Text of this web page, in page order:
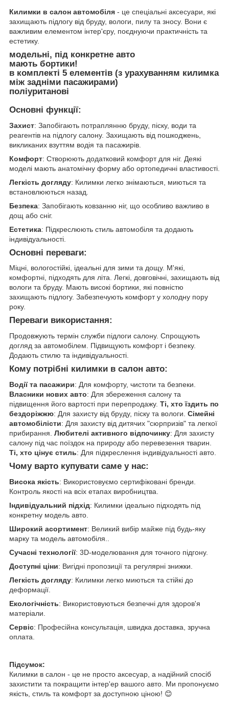
Килимки в салон автомобіля - це спеціальні аксесуари, які
захищають підлогу від бруду, вологи, пилу та зносу. Вони є
важливим елементом інтер'єру, поєднуючи практичність та
естетику.
модельні, під конкретне авто
мають бортики!
в комплекті 5 елементів (з урахуванням килимка
між задніми пасажирами)
поліуританові
Основні функції:
Захист: Запобігають потраплянню бруду, піску, води та
реагентів на підлогу салону. Захищають від пошкоджень,
викликаних взуттям водія та пасажирів.
Комфорт: Створюють додатковий комфорт для ніг. Деякі
моделі мають анатомічну форму або ортопедичні властивості.
Легкість догляду: Килимки легко знімаються, миються та
встановлюються назад.
Безпека: Запобігають ковзанню ніг, що особливо важливо в
дощ або сніг.
Естетика: Підкреслюють стиль автомобіля та додають
індивідуальності.
Основні переваги:
Міцні, вологостійкі, ідеальні для зими та дощу. М'які,
комфортні, підходять для літа. Легкі, довговічні, захищають від
вологи та бруду. Мають високі бортики, які повністю
захищають підлогу. Забезпечують комфорт у холодну пору
року.
Переваги використання:
Продовжують термін служби підлоги салону. Спрощують
догляд за автомобілем. Підвищують комфорт і безпеку.
Додають стилю та індивідуальності.
Кому потрібні килимки в салон авто:
Водії та пасажири: Для комфорту, чистоти та безпеки.
Власники нових авто: Для збереження салону та
підвищення його вартості при перепродажу. Ті, хто їздить по
бездоріжжю: Для захисту від бруду, піску та вологи. Сімейні
автомобілісти: Для захисту від дитячих "сюрпризів" та легкої
прибирання. Любителі активного відпочинку: Для захисту
салону під час поїздок на природу або перевезення тварин.
Ті, хто цінує стиль: Для підкреслення індивідуальності авто.
Чому варто купувати саме у нас:
Висока якість: Використовуємо сертифіковані бренди.
Контроль якості на всіх етапах виробництва.
Індивідуальний підхід: Килимки ідеально підходять під
конкретну модель авто.
Широкий асортимент: Великий вибір майже під будь-яку
марку та модель автомобіля..
Сучасні технології: 3D-моделювання для точного підгону.
Доступні ціни: Вигідні пропозиції та регулярні знижки.
Легкість догляду: Килимки легко миються та стійкі до
деформації.
Екологічність: Використовуються безпечні для здоров'я
матеріали.
Сервіс: Професійна консультація, швидка доставка, зручна
оплата.
Підсумок:
Килимки в салон - це не просто аксесуар, а надійний спосіб
захистити та покращити інтер'ер вашого авто. Ми пропонуємо
якість, стиль та комфорт за доступною ціною! 😊